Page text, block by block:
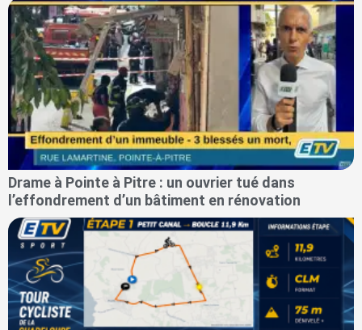
Drame à Pointe à Pitre : un ouvrier tué dans
l’effondrement d’un bâtiment en rénovation